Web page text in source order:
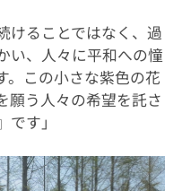
けることではなく、過
い、人々に平和への憧
。この小さな紫色の花
願う人々の希望を託さ
す」